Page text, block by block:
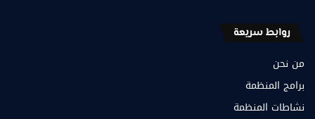
روابط سريعة
من نحن
برامج المنظمة
نشاطات المنظمة